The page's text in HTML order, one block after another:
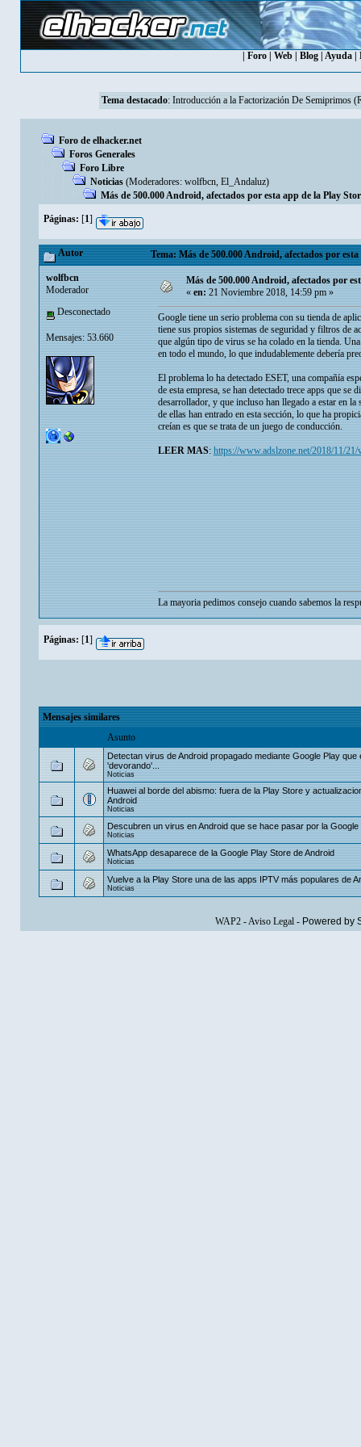
Foro Web Blog Ayuda
Tema destacado: Introducción a la Factorización De Semiprimos
Foro de elhacker.net
Foros Generales
Foro Libre
Noticias (Moderadores: wolfbcn, El_Andaluz)
Más de 500.000 Android, afectados por esta app de la Play
Páginas: [1]
Autor Tema: Más de 500.000 Android, afectados por
wolfbcn
Moderador
Desconectado
Mensajes: 53.660
Más de 500.000 Android, afectados por
«en:21 Noviembre 2018, 14:59 pm »
Google tiene un serio problema con su tienda de
tiene sus propios sistemas de seguridad y filtros de
que algún tipo de virus se ha colado en la tienda.
en todo el mundo, lo que indudablemente debería
El problema lo ha detectado ESET, una compañía
de esta empresa, se han detectado trece apps que
desarrollador, y que incluso han llegado a estar en
de ellas han entrado en esta sección, lo que ha
creían es que se trata de un juego de conducción.
LEER MAS:https://www.adslzone.net/2018/11/
La mayoria pedimos consejo cuando sabemos la
Páginas: [1]
Mensajes similares
Asunto
Detectan virus de Android propagado mediante Google Play que
'devorando'...
Noticias
Huawei al borde del abismo: fuera de la Play Store y
Android
Noticias
Descubren un virus en Android que se hace pasar por la Google
Noticias
WhatsApp desaparece de la Google Play Store de Android
Noticias
Vuelve a la Play Store una de las apps IPTV más populares de
Noticias
WAP2-Aviso Legal- Powered by